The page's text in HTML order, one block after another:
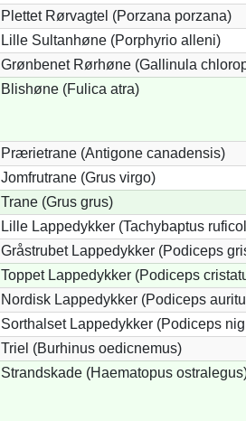
Plettet Rørvagtel (Porzana porzana)
Lille Sultanhøne (Porphyrio alleni)
Grønbenet Rørhøne (Gallinula
Blishøne (Fulica atra)
Prærietrane (Antigone canadensis)
Jomfrutrane (Grus virgo)
Trane (Grus grus)
Lille Lappedykker (Tachybaptus
Gråstrubet Lappedykker (Podiceps
Toppet Lappedykker (Podiceps
Nordisk Lappedykker (Podiceps
Sorthalset Lappedykker (Podiceps
Triel (Burhinus oedicnemus)
Strandskade (Haematopus